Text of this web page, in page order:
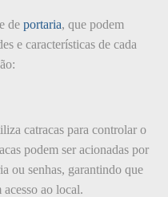
de portaria, que podem
e características de cada
catracas para controlar o
podem ser acionadas por
ou senhas, garantindo que
acesso ao local.